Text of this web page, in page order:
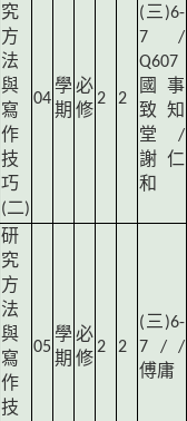
究
方
法
與
寫
作
技
巧
(二)
04
學
期
必
修
2 2
(三)6-
7 /
Q607
國事
致知
堂 /
謝仁
和
研
究
方
法
與
寫
作
技
05
學
期
必
修
2 2
(三)6-
7 / /
傅庸